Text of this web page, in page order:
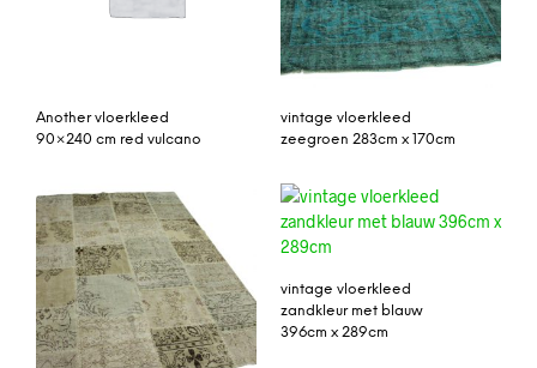
Another vloerkleed
90×240 cm red vulcano
vintage vloerkleed
zeegroen 283cm x 170cm
vintage vloerkleed
zandkleur met blauw
396cm x 289cm